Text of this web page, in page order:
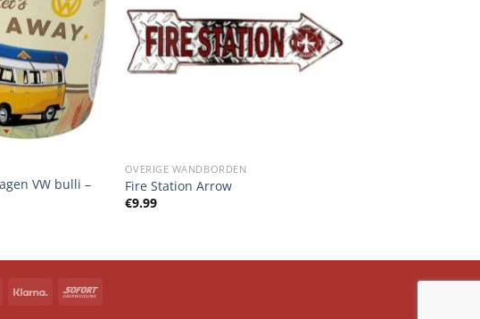
VW bulli –
OVERIGE WANDBORDEN
Fire Station Arrow
€9.99